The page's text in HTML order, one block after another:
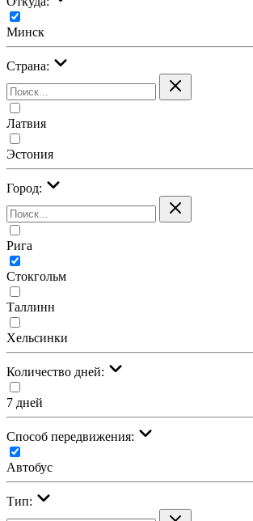
Минск
Страна:
Латвия
Эстония
Город:
Рига
Стокгольм
Таллинн
Хельсинки
Количество дней:
7 дней
Cпособ передвижения:
Автобус
Тип: